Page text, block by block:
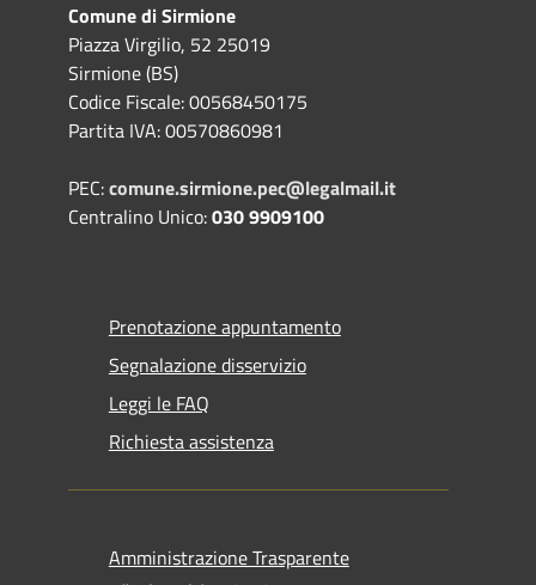
Comune di Sirmione
Piazza Virgilio, 52 25019
Sirmione (BS)
Codice Fiscale: 00568450175
Partita IVA: 00570860981
PEC:comune.sirmione.pec@legalmail.it
Centralino Unico:030 9909100
Prenotazione appuntamento
Segnalazione disservizio
Leggi le FAQ
Richiesta assistenza
Amministrazione Trasparente